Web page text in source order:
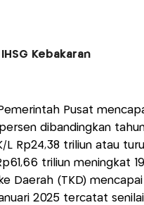
Kebakaran
Pusat
dibandingkan
L Rp24,38 triliun atau
triliun meningkat
Daerah (TKD)
2025 tercatat